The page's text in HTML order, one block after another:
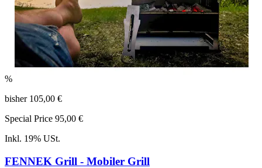
%
bisher 105,00 €
Special Price 95,00 €
Inkl. 19% USt.
FENNEK Grill - Mobiler Grill